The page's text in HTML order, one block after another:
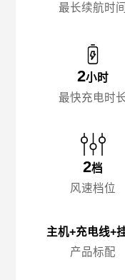
最长续航时间
2小时
最快充电时
2档
风速档位
主机+充电线+
产品标配